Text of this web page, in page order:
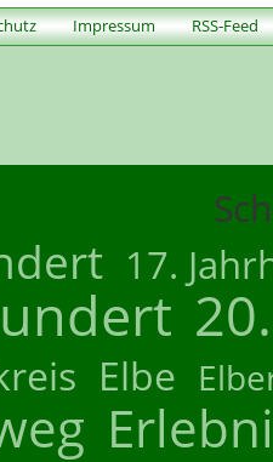
Impressum RSS-Feed
17.
Elbe